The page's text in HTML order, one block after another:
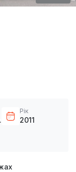
Рік
2011